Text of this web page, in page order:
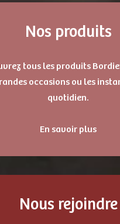
Nos produits
tous les produits
occasions ou les
quotidien.
En savoir plus
Nous rejoindre